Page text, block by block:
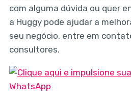
com alguma dúvida ou quer
a Huggy pode ajudar a
seu negócio, entre em
consultores.